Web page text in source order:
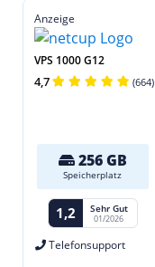
Anzeige
VPS 1000 G12
4,7 (664)
256 GB
Speicherplatz
1,2 Sehr Gut
01/2026
Telefonsupport